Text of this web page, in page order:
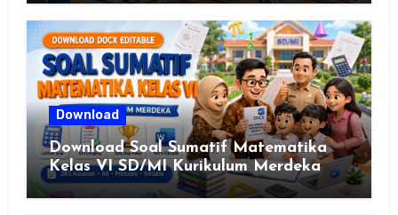
Download
Download Soal Sumatif Matematika
Kelas VI SD/MI Kurikulum Merdeka